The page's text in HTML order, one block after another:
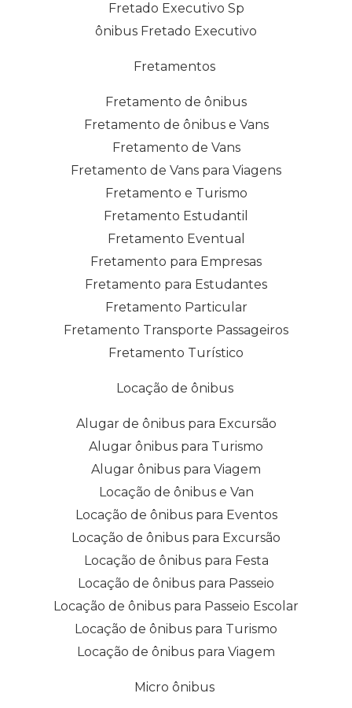
Fretado Executivo Sp
ônibus Fretado Executivo
Fretamentos
Fretamento de ônibus
Fretamento de ônibus e Vans
Fretamento de Vans
Fretamento de Vans para Viagens
Fretamento e Turismo
Fretamento Estudantil
Fretamento Eventual
Fretamento para Empresas
Fretamento para Estudantes
Fretamento Particular
Fretamento Transporte Passageiros
Fretamento Turístico
Locação de ônibus
Alugar de ônibus para Excursão
Alugar ônibus para Turismo
Alugar ônibus para Viagem
Locação de ônibus e Van
Locação de ônibus para Eventos
Locação de ônibus para Excursão
Locação de ônibus para Festa
Locação de ônibus para Passeio
Locação de ônibus para Passeio Escolar
Locação de ônibus para Turismo
Locação de ônibus para Viagem
Micro ônibus